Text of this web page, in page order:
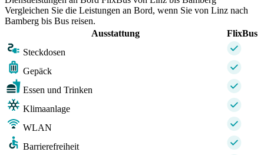
Vergleichen Sie die Leistungen an Bord, wenn Sie von Linz nach
Bamberg bis Bus reisen.
Ausstattung
FlixBus
Steckdosen
Gepäck
Essen und Trinken
Klimaanlage
WLAN
Barrierefreiheit